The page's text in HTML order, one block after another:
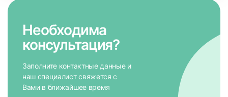
Необходима
консультация?
Заполните контактные данные и
наш специалист свяжется с
Вами в ближайшее время